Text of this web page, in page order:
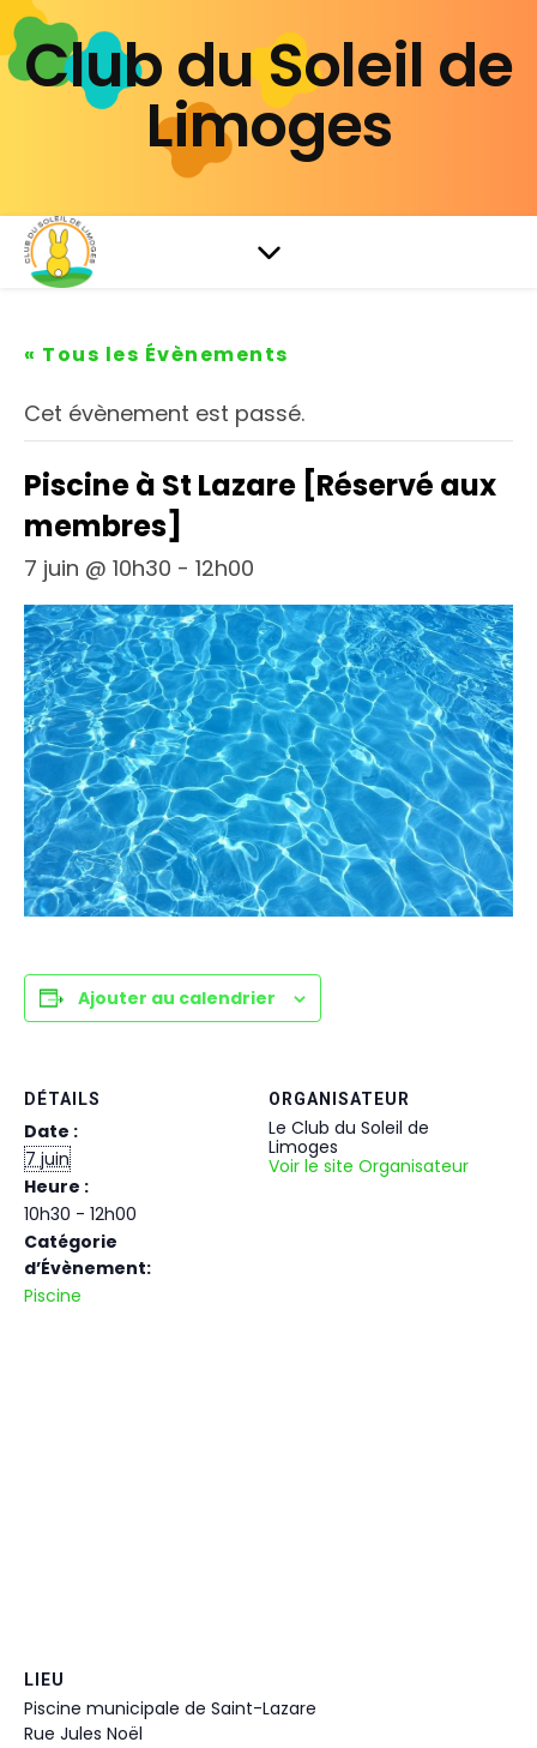
Club du Soleil de
Limoges
« Tous les Évènements
Cet évènement est passé.
Piscine à St Lazare [Réservé aux
membres]
7 juin @ 10h30 - 12h00
Ajouter au calendrier
DÉTAILS
Date :
7 juin
Heure :
10h30 - 12h00
Catégorie
d’Évènement:
Piscine
ORGANISATEUR
Le Club du Soleil de
Limoges
Voir le site Organisateur
LIEU
Piscine municipale de Saint-Lazare
Rue Jules Noël